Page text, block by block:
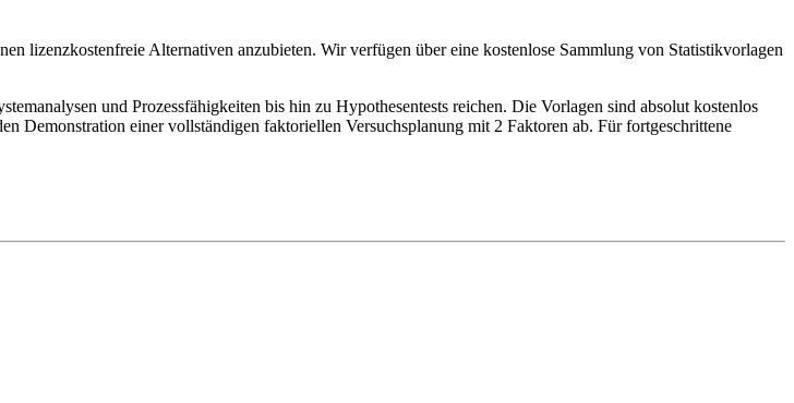
lizenzkostenfreie Alternativen anzubieten. Wir verfügen über eine kostenlose Sammlung von Statistikvorlagen
und Prozessfähigkeiten bis hin zu Hypothesentests reichen. Die Vorlagen sind absolut kostenlos
Demonstration einer vollständigen faktoriellen Versuchsplanung mit 2 Faktoren ab. Für fortgeschrittene